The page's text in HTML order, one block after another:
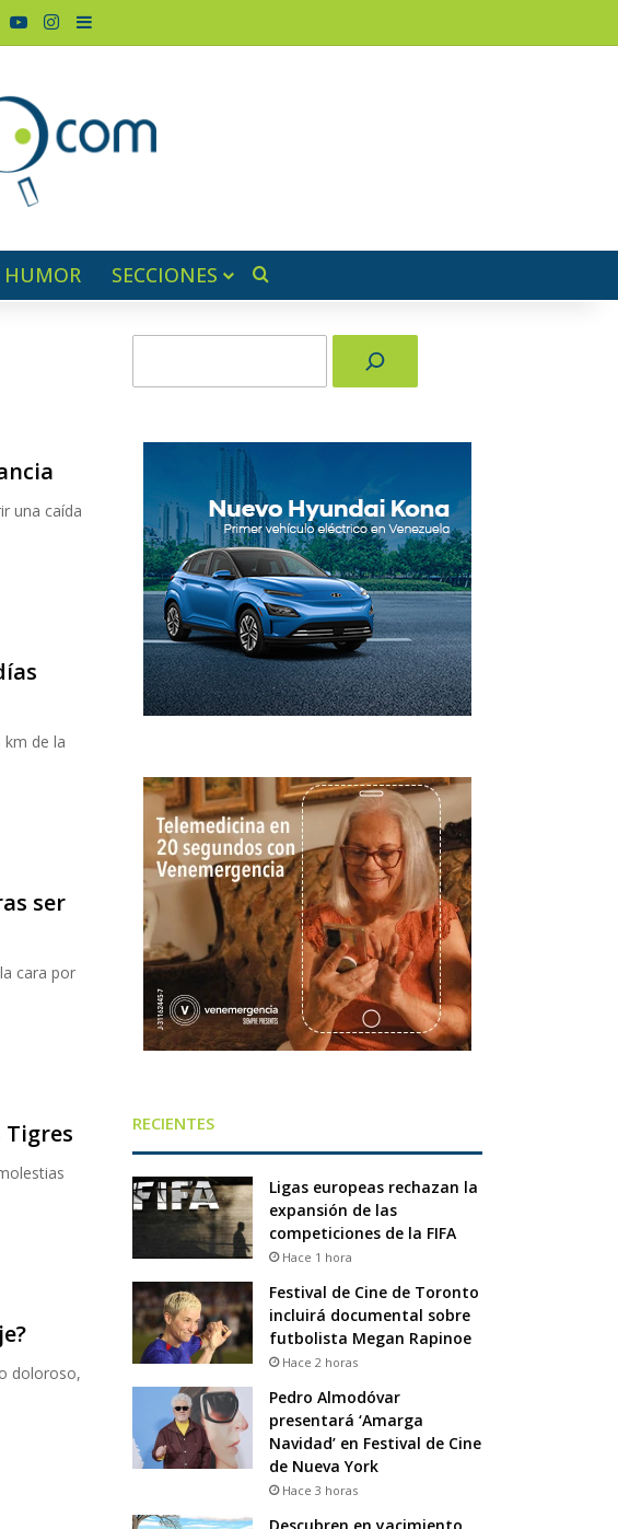
YouTubeInstagram
Barra lateral
HUMOR SECCIONES
una caída
km de la
ser
cara por
doloroso,
RECIENTES
Ligas europeas rechazan la
expansión de las
competiciones de la FIFA
Hace 1 hora
Festival de Cine de Toronto
incluirá documental sobre
futbolista Megan Rapinoe
Hace 2 horas
Pedro Almodóvar
presentará ‘Amarga
Navidad’ en Festival de Cine
de Nueva York
Hace 3 horas